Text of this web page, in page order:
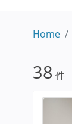
Home
38 件